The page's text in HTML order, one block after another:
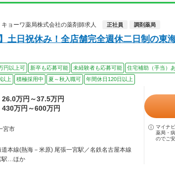
ーワ薬局株式会社の薬剤師求人
正社員 調剤薬局
土日祝休み！全店舗完全週休二日制の東
円以上可 新卒も応募可能 未経験者も応募可能 住宅補助（手当）
上
積極採用中 夏～秋入職可 年間休日120日以上
26.0万円～37.5万円
430万円～600万円
宮市
道本線(熱海－米原) 尾張一宮駅／名鉄名古屋本線
駅…ほか
マイナ
薬局・
のでご